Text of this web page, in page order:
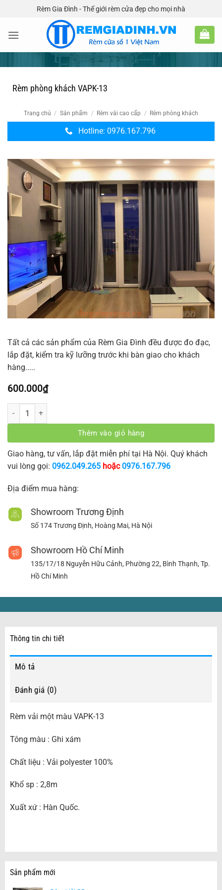
nội
Rèm Gia Đình - Thế giới rèm cửa đẹp cho mọi nhà
Rèm phòng khách VAPK-13
Trang chủ / Sản phẩm / Rèm vải cao cấp / Rèm phòng khách
Hotline: 0976.167.796
Tất cả các sản phẩm của Rèm Gia Đình đều được đo đạc,
lắp đặt, kiểm tra kỹ lưỡng trước khi bàn giao cho khách
hàng.....
600.000₫
Rèm phòng khách VAPK-13 số lượng
Thêm vào giỏ hàng
Giao hàng, tư vấn, lắp đặt miễn phí tại Hà Nội. Quý khách
vui lòng gọi: 0962.049.265 hoặc0976.167.796
Địa điểm mua hàng:
Showroom Trương Định
Số 174 Trương Định, Hoàng Mai, Hà Nội
Showroom Hồ Chí Minh
135/17/18 Nguyễn Hữu Cảnh, Phường 22, Bình Thạnh, Tp.
Hồ Chí Minh
Thông tin chi tiết
Mô tả
Đánh giá (0)
Rèm vải một màu VAPK-13
Tông màu : Ghi xám
Chất liệu : Vải polyester 100%
Khổ sp : 2,8m
Xuất xứ : Hàn Quốc.
Sản phẩm mới